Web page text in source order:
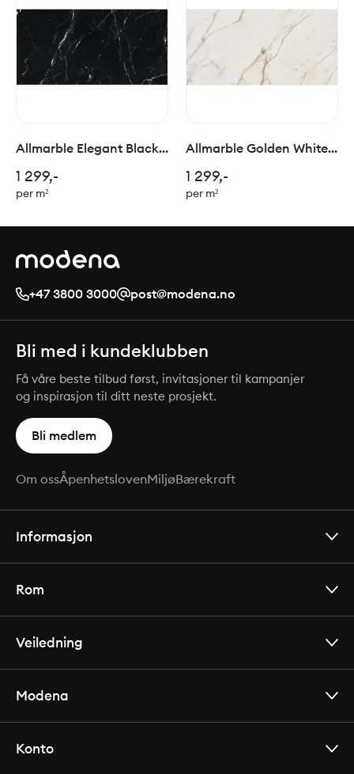
Allmarble Elegant Black
1 299,-
per m²
Allmarble Golden White
1 299,-
per m²
+47 3800 3000 post@modena.no
Bli med i kundeklubben
Få våre beste tilbud først, invitasjoner til kampanjer
og inspirasjon til ditt neste prosjekt.
Bli medlem
Om ossÅpenhetslovenMiljøBærekraft
Informasjon
Rom
Veiledning
Modena
Konto